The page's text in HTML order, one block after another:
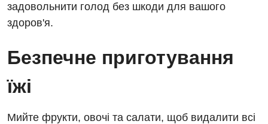
задовольнити голод без шкоди для вашого
здоров'я.
Безпечне приготування
їжі
Мийте фрукти, овочі та салати, щоб видалити всі